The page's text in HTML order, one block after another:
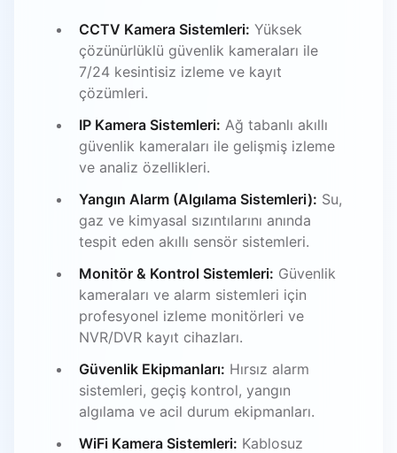
CCTV Kamera Sistemleri: Yüksek
çözünürlüklü güvenlik kameraları ile
7/24 kesintisiz izleme ve kayıt
çözümleri.
IP Kamera Sistemleri: Ağ tabanlı akıllı
güvenlik kameraları ile gelişmiş izleme
ve analiz özellikleri.
Yangın Alarm (Algılama Sistemleri): Su,
gaz ve kimyasal sızıntılarını anında
tespit eden akıllı sensör sistemleri.
Monitör & Kontrol Sistemleri: Güvenlik
kameraları ve alarm sistemleri için
profesyonel izleme monitörleri ve
NVR/DVR kayıt cihazları.
Güvenlik Ekipmanları: Hırsız alarm
sistemleri, geçiş kontrol, yangın
algılama ve acil durum ekipmanları.
WiFi Kamera Sistemleri: Kablosuz